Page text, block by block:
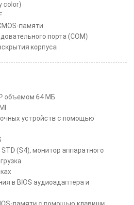
color)
памяти
порта (COM)
корпуса
объемом 64 МБ
устройств с помощью
STD (S4), монитор аппаратного
в BIOS аудиоадаптера и